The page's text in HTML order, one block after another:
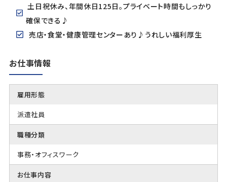
土日祝休み、年間休日125日。プライベート時間もしっかり
確保できる♪
売店・食堂・健康管理センターあり♪うれしい福利厚生
お仕事情報
雇用形態
派遣社員
職種分類
事務・オフィスワーク
お仕事内容